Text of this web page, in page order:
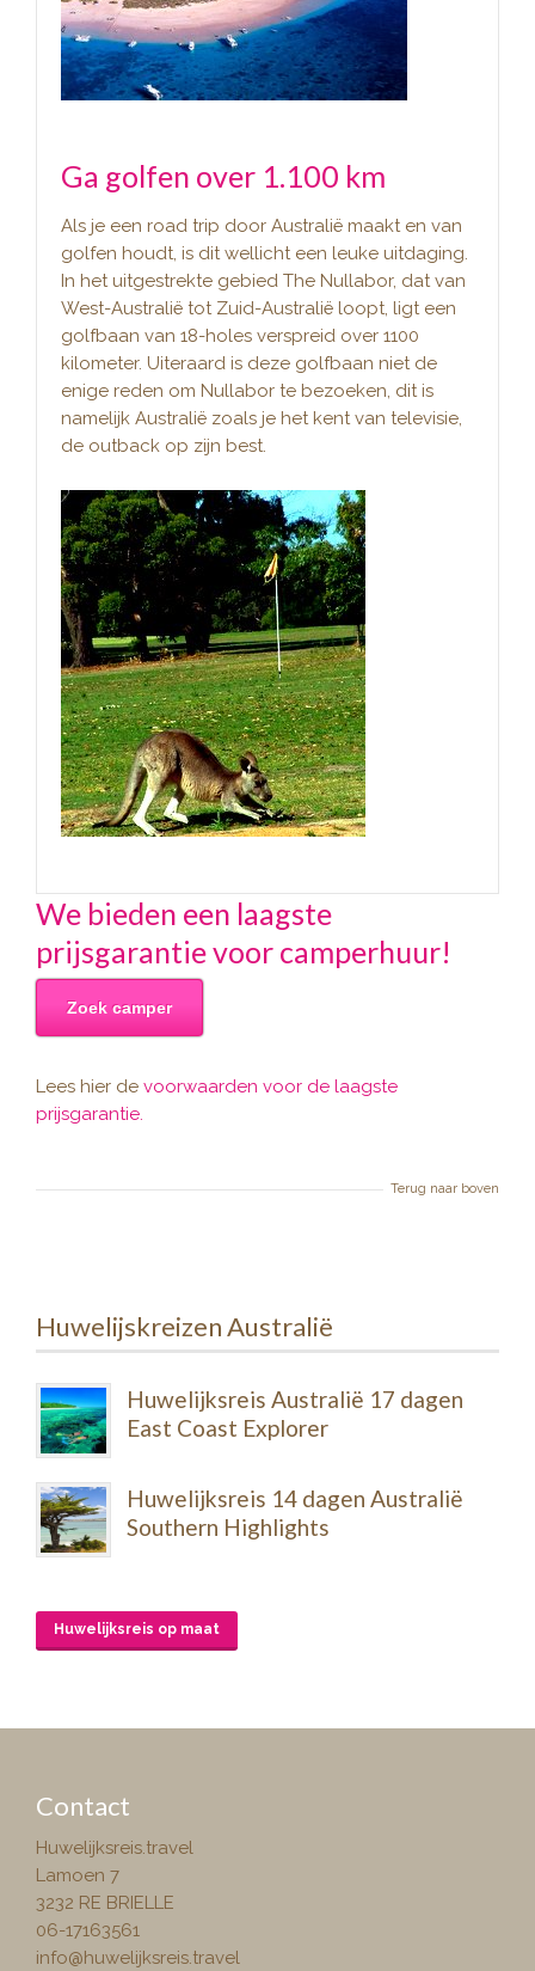
Ga golfen over 1.100 km
Als je een road trip door Australië maakt en van
golfen houdt, is dit wellicht een leuke uitdaging.
In het uitgestrekte gebied The Nullabor, dat van
West-Australië tot Zuid-Australië loopt, ligt een
golfbaan van 18-holes verspreid over 1100
kilometer. Uiteraard is deze golfbaan niet de
enige reden om Nullabor te bezoeken, dit is
namelijk Australië zoals je het kent van televisie,
de outback op zijn best.
We bieden een laagste
prijsgarantie voor camperhuur!
Zoek camper
Lees hier de voorwaarden voor de laagste
prijsgarantie.
Terug naar boven
Huwelijskreizen Australië
Huwelijksreis Australië 17 dagen
East Coast Explorer
Huwelijksreis 14 dagen Australië
Southern Highlights
Huwelijksreis op maat
Contact
Huwelijksreis.travel
Lamoen 7
3232 RE BRIELLE
06-17163561
info@huwelijksreis.travel